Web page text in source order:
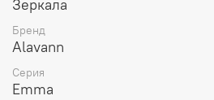
Зеркала
Бренд
Alavann
Серия
Emma